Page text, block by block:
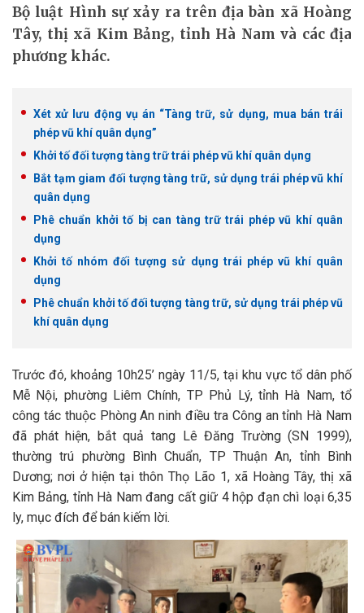
Bộ luật Hình sự xảy ra trên địa bàn xã Hoàng
Tây, thị xã Kim Bảng, tỉnh Hà Nam và các địa
phương khác.
Xét xử lưu động vụ án “Tàng trữ, sử dụng, mua bán trái
phép vũ khí quân dụng”
Khởi tố đối tượng tàng trữ trái phép vũ khí quân dụng
Bắt tạm giam đối tượng tàng trữ, sử dụng trái phép vũ khí
quân dụng
Phê chuẩn khởi tố bị can tàng trữ trái phép vũ khí quân
dụng
Khởi tố nhóm đối tượng sử dụng trái phép vũ khí quân
dụng
Phê chuẩn khởi tố đối tượng tàng trữ, sử dụng trái phép vũ
khí quân dụng
Trước đó, khoảng 10h25’ ngày 11/5, tại khu vực tổ dân phố
Mễ Nội, phường Liêm Chính, TP Phủ Lý, tỉnh Hà Nam, tổ
công tác thuộc Phòng An ninh điều tra Công an tỉnh Hà Nam
đã phát hiện, bắt quả tang Lê Đăng Trường (SN 1999),
thường trú phường Bình Chuẩn, TP Thuận An, tỉnh Bình
Dương; nơi ở hiện tại thôn Thọ Lão 1, xã Hoàng Tây, thị xã
Kim Bảng, tỉnh Hà Nam đang cất giữ 4 hộp đạn chì loại 6,35
ly, mục đích để bán kiếm lời.